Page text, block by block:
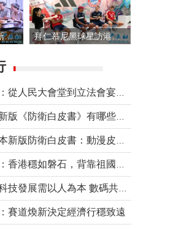
香港特區政府推出新一批銀色債券 每手1萬元保底息4.25厘 拜仁慕尼黑球星訪港 與球迷近距離互動
賽道煥新決定經濟行穩致遠